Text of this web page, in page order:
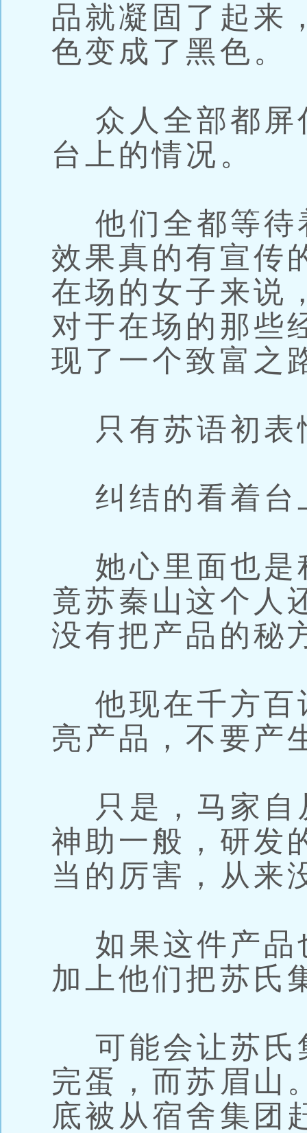
品就凝固了起来
色变成了黑色。
众人全部都屏
台上的情况。
他们全都等待
效果真的有宣传
在场的女子来说
对于在场的那些
现了一个致富之
只有苏语初表
纠结的看着台
她心里面也是
竟苏秦山这个人
没有把产品的秘
他现在千方百
亮产品，不要产
只是，马家自
神助一般，研发
当的厉害，从来
如果这件产品
加上他们把苏氏
可能会让苏氏
完蛋，而苏眉山
底被从宿舍集团